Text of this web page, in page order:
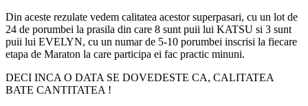
Din aceste rezulate vedem calitatea acestor superpasari, cu un lot de
24 de porumbei la prasila din care 8 sunt puii lui KATSU si 3 sunt
puii lui EVELYN, cu un numar de 5-10 porumbei inscrisi la fiecare
etapa de Maraton la care participa ei fac practic minuni.
DECI INCA O DATA SE DOVEDESTE CA, CALITATEA
BATE CANTITATEA !